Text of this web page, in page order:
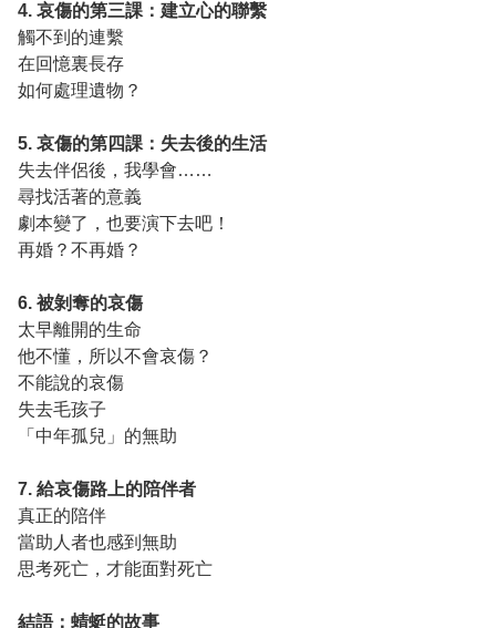
4. 哀傷的第三課：建立心的聯繫
觸不到的連繫
在回憶裏長存
如何處理遺物？
5. 哀傷的第四課：失去後的生活
失去伴侶後，我學會……
尋找活著的意義
劇本變了，也要演下去吧！
再婚？不再婚？
6. 被剝奪的哀傷
太早離開的生命
他不懂，所以不會哀傷？
不能說的哀傷
失去毛孩子
「中年孤兒」的無助
7. 給哀傷路上的陪伴者
真正的陪伴
當助人者也感到無助
思考死亡，才能面對死亡
結語：蜻蜓的故事